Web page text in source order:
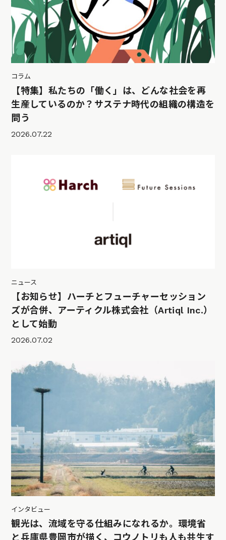
コラム
【特集】私たちの「働く」は、どんな社会を再
生産しているのか？サステナ時代の組織の構造を
問う
2026.07.22
ニュース
【お知らせ】ハーチとフューチャーセッション
ズが合併、アーティクル株式会社（Artiql Inc.）
として始動
2026.07.02
インタビュー
観光は、流域を守る仕組みになれるか。環境省
と兵庫県豊岡市が描く、コウノトリも人も共生す